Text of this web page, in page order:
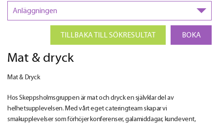
Anläggningen
BOKA
TILLBAKA TILL SÖKRESULTAT
Mat & dryck
Mat & Dryck
Hos Skeppsholmsgruppen är mat och dryck en självklar del av
helhetsupplevelsen. Med vårt eget cateringteam skapar vi
smakupplevelser som förhöjer konferenser, galamiddagar, kundevent,